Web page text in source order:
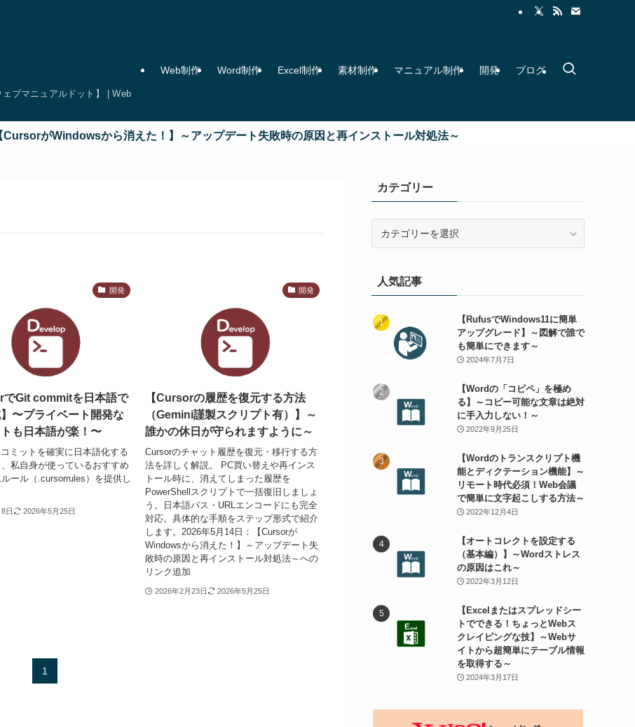
ブマニュアルドット】 | Web
Web制作 Word制作 Excel制作 素材制作 マニュアル制作 開発 ブログ
Windowsから消えた！】～アップデート失敗時の原因と再インストール対処法～
開発
でGit commitを日本語で
〜プライベート開発な
も日本語が楽！〜
ミットを確実に日本語化する
私自身が使っているおすすめ
ール（.cursorrules）を提供し
日 2026年5月25日
開発
【Cursorの履歴を復元する方法
（Gemini謹製スクリプト有）】～
誰かの休日が守られますように～
Cursorのチャット履歴を復元・移行する方
法を詳しく解説。 PC買い替えや再インス
トール時に、消えてしまった履歴を
PowerShellスクリプトで一括復旧しましょ
う。日本語パス・URLエンコードにも完全
対応。具体的な手順をステップ形式で紹介
します。2026年5月14日：【Cursorが
Windowsから消えた！】～アップデート失
敗時の原因と再インストール対処法～への
リンク追加
2026年2月23日 2026年5月25日
1
カテゴリー
ー人気記事
【RufusでWindows11に簡単
アップグレード】～図解で誰で
も簡単にできます～
2024年7月7日
【Wordの「コピペ」を極め
る】～コピー可能な文章は絶対
に手入力しない！～
2022年9月25日
【Wordのトランスクリプト機
能とディクテーション機能】～
リモート時代必須！Web会議
で簡単に文字起こしする方法～
2022年12月4日
【オートコレクトを設定する
（基本編）】～Wordストレス
の原因はこれ～
2022年3月12日
【Excelまたはスプレッドシー
トでできる！ちょっとWebス
クレイピングな技】～Webサ
イトから超簡単にテーブル情報
を取得する～
2024年3月17日